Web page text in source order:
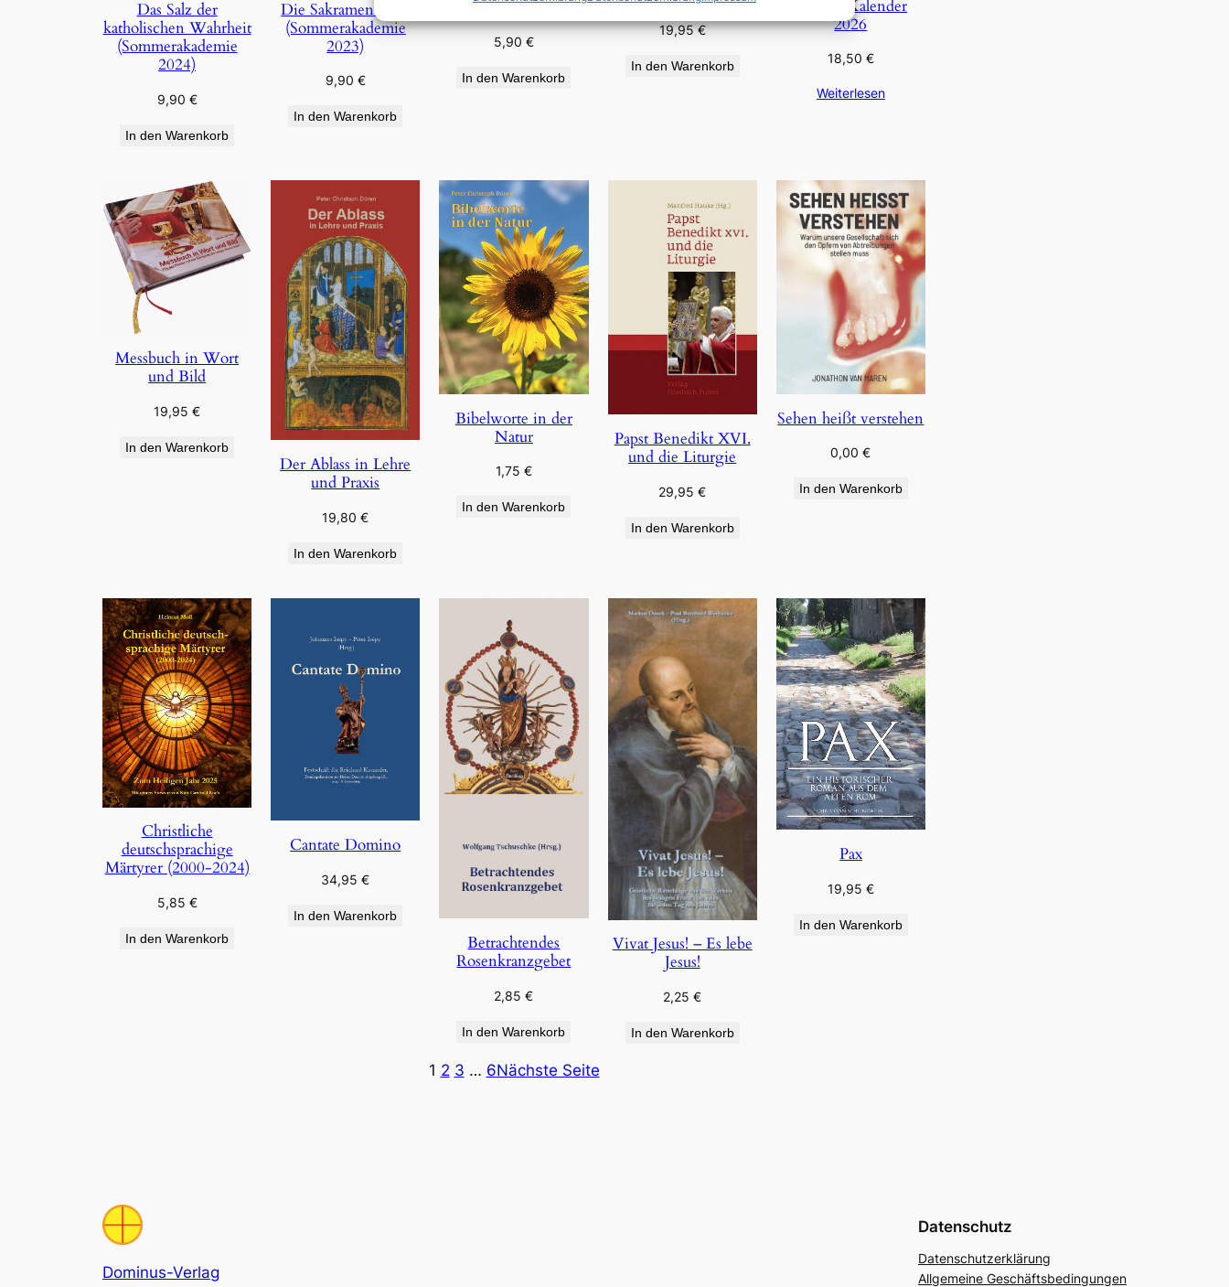
Das Salz der
katholischen Wahrheit
(Sommerakademie
2024)
9,90 €
In den Warenkorb
Die Sakramentalien
(Sommerakademie
2023)
9,90 €
In den Warenkorb
anders verkünden
5,90 €
In den Warenkorb
19,95€
In den Warenkorb
Bräuch-Kalender
2026
18,50 €
Weiterlesen
Messbuch in Wort
und Bild
19,95€
In den Warenkorb
Der Ablass in Lehre
und Praxis
19,80€
In den Warenkorb
Bibelworte in der
Natur
1,75 €
In den Warenkorb
Papst Benedikt XVI.
und die Liturgie
29,95€
In den Warenkorb
Sehen heißt verstehen
0,00€
In den Warenkorb
Christliche
deutschsprachige
Märtyrer (2000-2024)
5,85 €
In den Warenkorb
Cantate Domino
34,95€
In den Warenkorb
Betrachtendes
Rosenkranzgebet
2,85€
In den Warenkorb
Vivat Jesus! – Es lebe
Jesus!
2,25€
In den Warenkorb
Pax
19,95 €
In den Warenkorb
1 2 3 … 6Nächste Seite
Dominus-Verlag
Datenschutz
Datenschutzerklärung
Allgemeine Geschäftsbedingungen